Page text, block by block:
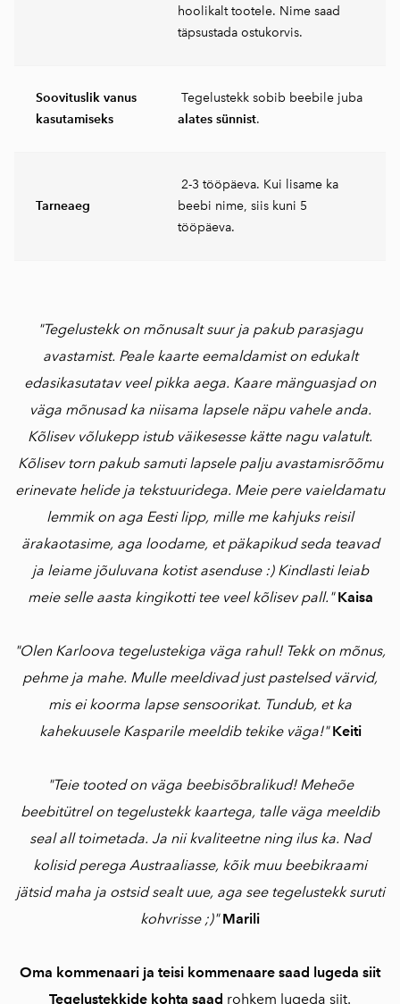
hoolikalt tootele. Nime saad
täpsustada ostukorvis.
Soovituslik vanus
kasutamiseks
Tegelustekk sobib beebile juba
alates sünnist.
Tarneaeg
2-3 tööpäeva. Kui lisame ka
beebi nime, siis kuni 5
tööpäeva.
"Tegelustekk on mõnusalt suur ja pakub parasjagu
avastamist. Peale kaarte eemaldamist on edukalt
edasikasutatav veel pikka aega. Kaare mänguasjad on
väga mõnusad ka niisama lapsele näpu vahele anda.
Kõlisev võlukepp istub väikesesse kätte nagu valatult.
Kõlisev torn pakub samuti lapsele palju avastamisrõõmu
erinevate helide ja tekstuuridega. Meie pere vaieldamatu
lemmik on aga Eesti lipp, mille me kahjuks reisil
ärakaotasime, aga loodame, et päkapikud seda teavad
ja leiame jõuluvana kotist asenduse :) Kindlasti leiab
meie selle aasta kingikotti tee veel kõlisev pall."Kaisa
"Olen Karloova tegelustekiga väga rahul! Tekk on mõnus,
pehme ja mahe. Mulle meeldivad just pastelsed värvid,
mis ei koorma lapse sensoorikat. Tundub, et ka
kahekuusele Kasparile meeldib tekike väga!" Keiti
"Teie tooted on väga beebisõbralikud! Meheõe
beebitütrel on tegelustekk kaartega, talle väga meeldib
seal all toimetada. Ja nii kvaliteetne ning ilus ka. Nad
kolisid perega Austraaliasse, kõik muu beebikraami
jätsid maha ja ostsid sealt uue, aga see tegelustekk suruti
kohvrisse ;)" Marili
Oma kommenaari ja teisi kommenaare saad lugeda siit
Tegelustekkide kohta saad rohkem lugeda siit.